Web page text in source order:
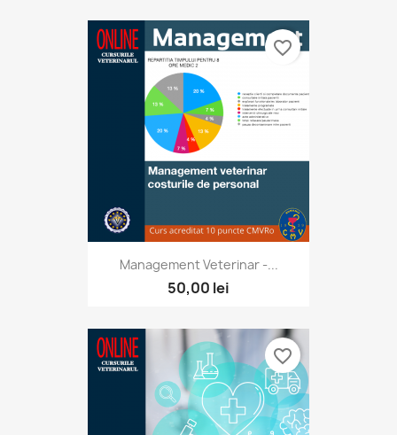
Management Veterinar -...
50,00 lei
favorite_border
favorite_border